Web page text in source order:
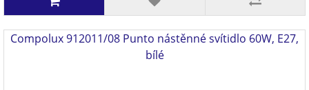
Compolux 912011/08 Punto nástěnné svítidlo 60W, E27,
bílé